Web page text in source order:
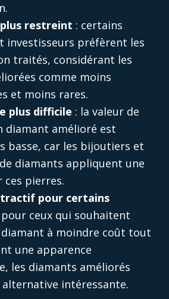
restreint : certains
investisseurs préfèrent les
traités, considérant les
comme moins
et moins rares.
plus difficile : la valeur de
diamant amélioré est
basse, car les bijoutiers et
diamants appliquent une
ces pierres.
pour certains
pour ceux qui souhaitent
à moindre coût tout
une apparence
les diamants améliorés
intéressante.